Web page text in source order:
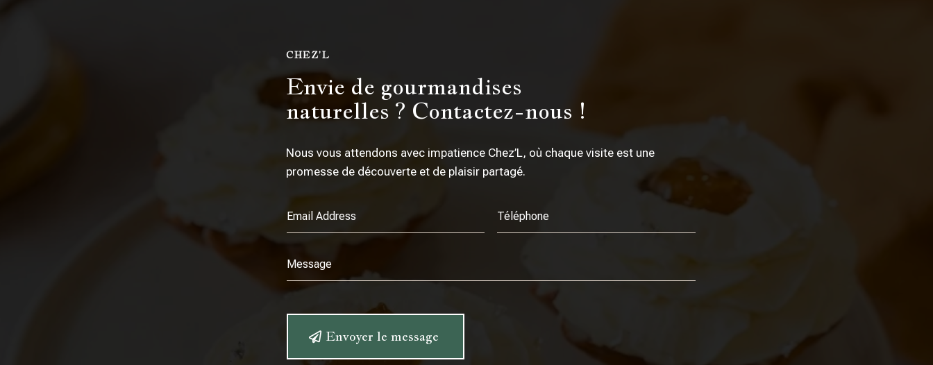
CHEZ’L
Envie de gourmandises
naturelles ? Contactez-nous !
Nous vous attendons avec impatience Chez’L, où chaque visite est une
promesse de découverte et de plaisir partagé.
Envoyer le message